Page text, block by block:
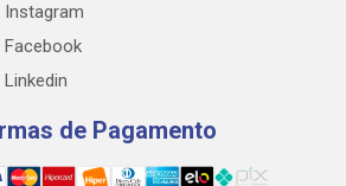
Instagram
Facebook
Linkedin
de Pagamento